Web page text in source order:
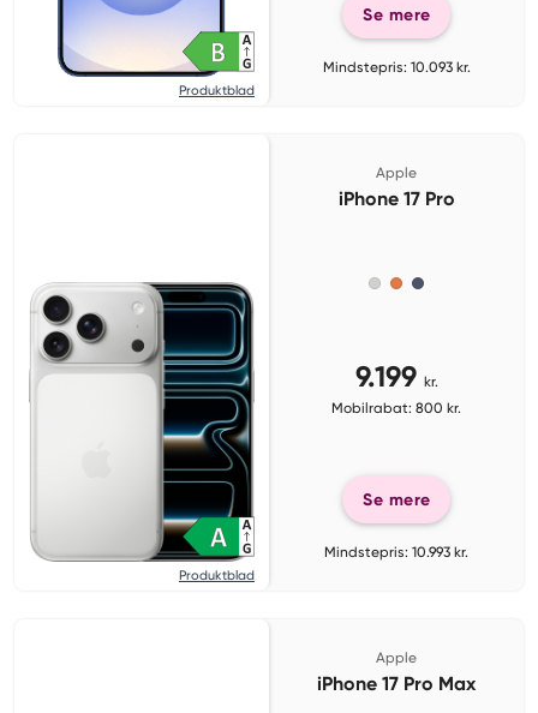
Produktblad
Se mere
Mindstepris: 10.093 kr.
Produktblad
Apple
iPhone 17 Pro
9.199 kr.
Mobilrabat: 800 kr.
Se mere
Mindstepris: 10.993 kr.
Apple
iPhone 17 Pro Max